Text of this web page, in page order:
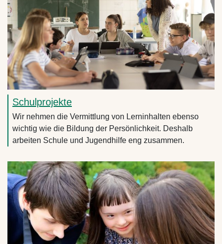
Schulprojekte
Wir nehmen die Vermittlung von Lerninhalten ebenso
wichtig wie die Bildung der Persönlichkeit. Deshalb
arbeiten Schule und Jugendhilfe eng zusammen.